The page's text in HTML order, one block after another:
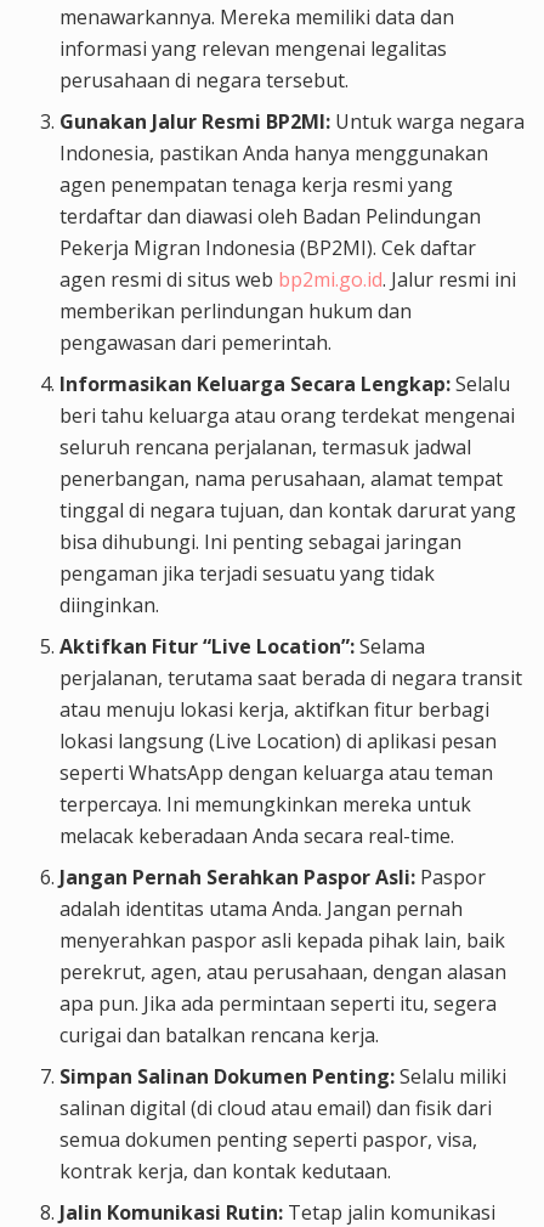
menawarkannya. Mereka memiliki data dan
informasi yang relevan mengenai legalitas
perusahaan di negara tersebut.
Gunakan Jalur Resmi BP2MI: Untuk warga negara
Indonesia, pastikan Anda hanya menggunakan
agen penempatan tenaga kerja resmi yang
terdaftar dan diawasi oleh Badan Pelindungan
Pekerja Migran Indonesia (BP2MI). Cek daftar
agen resmi di situs web bp2mi.go.id. Jalur resmi ini
memberikan perlindungan hukum dan
pengawasan dari pemerintah.
Informasikan Keluarga Secara Lengkap:Selalu
beri tahu keluarga atau orang terdekat mengenai
seluruh rencana perjalanan, termasuk jadwal
penerbangan, nama perusahaan, alamat tempat
tinggal di negara tujuan, dan kontak darurat yang
bisa dihubungi. Ini penting sebagai jaringan
pengaman jika terjadi sesuatu yang tidak
diinginkan.
Aktifkan Fitur “Live Location”:Selama
perjalanan, terutama saat berada di negara transit
atau menuju lokasi kerja, aktifkan fitur berbagi
lokasi langsung (Live Location) di aplikasi pesan
seperti WhatsApp dengan keluarga atau teman
terpercaya. Ini memungkinkan mereka untuk
melacak keberadaan Anda secara real-time.
Jangan Pernah Serahkan Paspor Asli: Paspor
adalah identitas utama Anda. Jangan pernah
menyerahkan paspor asli kepada pihak lain, baik
perekrut, agen, atau perusahaan, dengan alasan
apa pun. Jika ada permintaan seperti itu, segera
curigai dan batalkan rencana kerja.
Simpan Salinan Dokumen Penting:Selalu miliki
salinan digital (di cloud atau email) dan fisik dari
semua dokumen penting seperti paspor, visa,
kontrak kerja, dan kontak kedutaan.
Jalin Komunikasi Rutin: Tetap jalin komunikasi